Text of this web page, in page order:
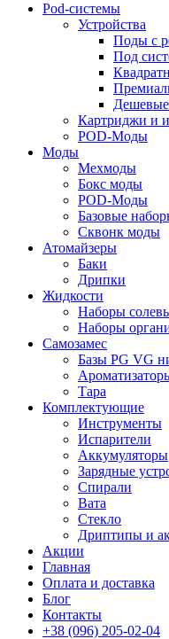
Pod-системы
Устройства
Поды с
Под
Картриджи и
POD-Моды
Моды
Мехмоды
Бокс моды
POD-Моды
Базовые
Сквонк моды
Атомайзеры
Баки
Дрипки
Жидкости
Наборы
Наборы
Самозамес
Базы PG VG
Тара
Комплектующие
Инструменты
Испарители
Аккумуляторы
Зарядные
Спирали
Вата
Стекло
Дриптипы и
Акции
Главная
Оплата и доставка
Блог
Контакты
+38 (096) 205-02-04